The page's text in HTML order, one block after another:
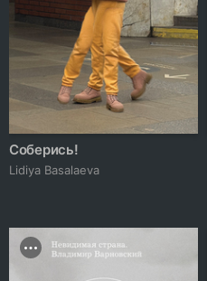
Соберись!
Lidiya Basalaeva